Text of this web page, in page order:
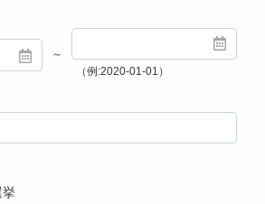
～
（例:2020-01-01）